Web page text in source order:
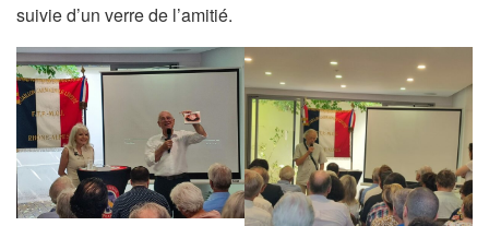
suivie d’un verre de l’amitié.